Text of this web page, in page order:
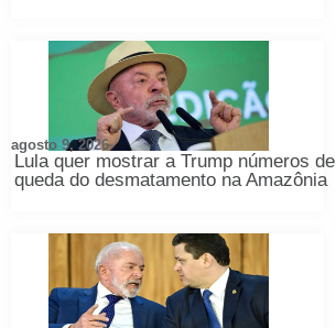
Lula quer mostrar a Trump números de
queda do desmatamento na Amazônia
agosto 9, 2026